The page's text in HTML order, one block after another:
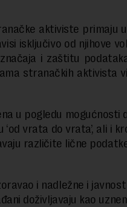
aktiviste primaju
isključivo od njihove
i zaštitu
stranačkih aktivista
u pogledu mogućnosti
vrata do vrata’, ali i
različite lične
i nadležne i
doživljavaju kao